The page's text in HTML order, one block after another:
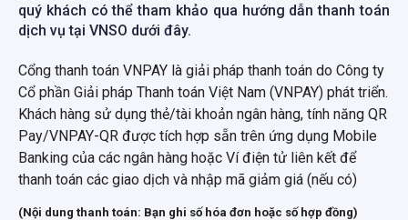
quý khách có thể tham khảo qua hướng dẫn thanh toán
dịch vụ tại VNSO dưới đây.
Cổng thanh toán VNPAY là giải pháp thanh toán do Công ty
Cổ phần Giải pháp Thanh toán Việt Nam (VNPAY) phát triển.
Khách hàng sử dụng thẻ/tài khoản ngân hàng, tính năng QR
Pay/VNPAY-QR được tích hợp sẵn trên ứng dụng Mobile
Banking của các ngân hàng hoặc Ví điện tử liên kết để
thanh toán các giao dịch và nhập mã giảm giá (nếu có)
(Nội dung thanh toán: Bạn ghi số hóa đơn hoặc số hợp đồng)